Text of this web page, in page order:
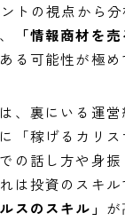
トの視点から
「情報商材を
る可能性が極め
、裏にいる運
「稼げるカリ
の話し方や身
は投資のスキル
スのスキル」